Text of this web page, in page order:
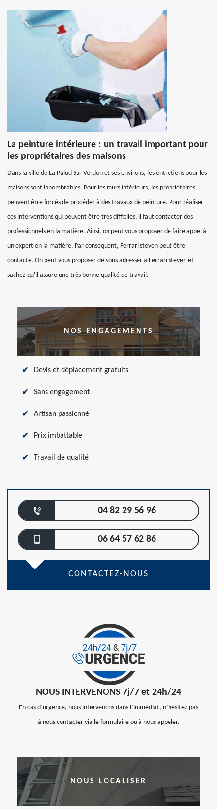
La peinture intérieure : un travail important pour
les propriétaires des maisons
Dans la ville de La Palud Sur Verdon et ses environs, les entretiens pour les
maisons sont innombrables. Pour les murs intérieurs, les propriétaires
peuvent être forcés de procéder à des travaux de peinture. Pour réaliser
ces interventions qui peuvent être très difficiles, il faut contacter des
professionnels en la matière. Ainsi, on peut vous proposer de faire appel à
un expert en la matière. Par conséquent, Ferrari steven peut être
contacté. On peut vous proposer de vous adresser à Ferrari steven et
sachez qu'il assure une très bonne qualité de travail.
NOS ENGAGEMENTS
Devis et déplacement gratuits
Sans engagement
Artisan passionné
Prix imbattable
Travail de qualité
04 82 29 56 96
06 64 57 62 86
CONTACTEZ-NOUS
NOUS INTERVENONS 7j/7 et 24h/24
En cas d’urgence, nous intervenons dans l’immédiat, n’hésitez pas
à nous contacter via le formulaire ou à nous appeler.
NOUS LOCALISER